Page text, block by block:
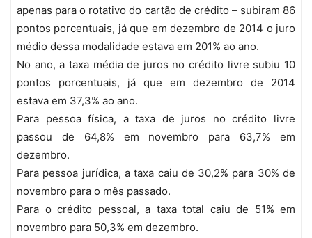
apenas para o rotativo do cartão de crédito – subiram 86
pontos porcentuais, já que em dezembro de 2014 o juro
médio dessa modalidade estava em 201% ao ano.
No ano, a taxa média de juros no crédito livre subiu 10
pontos porcentuais, já que em dezembro de 2014
estava em 37,3% ao ano.
Para pessoa física, a taxa de juros no crédito livre
passou de 64,8% em novembro para 63,7% em
dezembro.
Para pessoa jurídica, a taxa caiu de 30,2% para 30% de
novembro para o mês passado.
Para o crédito pessoal, a taxa total caiu de 51% em
novembro para 50,3% em dezembro.